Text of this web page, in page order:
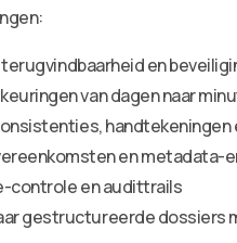
en
van dagen naar
en metadata-
controle en audittrails
gestructureerde dossiers